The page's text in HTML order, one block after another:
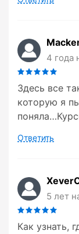
4 года
Здесь все
которую я
Ответить
5 лет
Как узнать,